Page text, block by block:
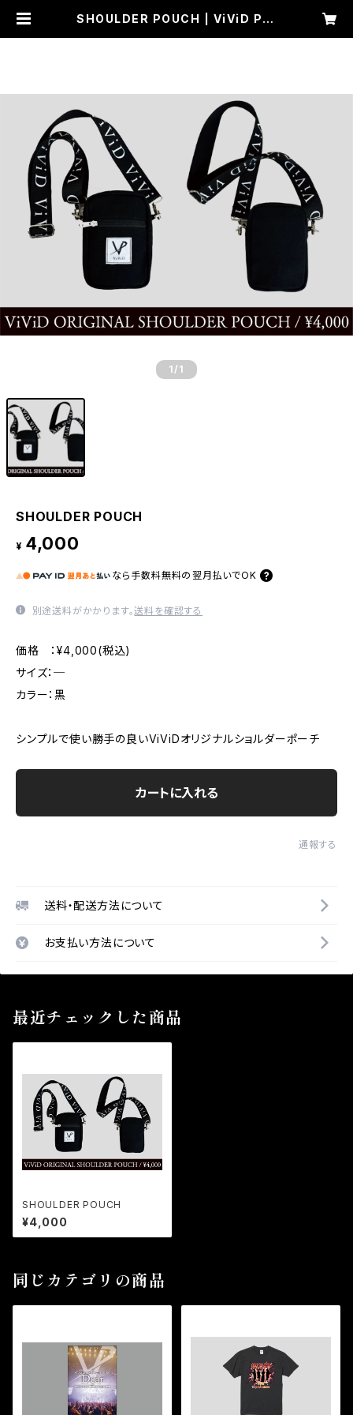
SHOULDER POUCH | ViViD Pro
1 /1
SHOULDER POUCH
¥ 4,000
なら 手数料無料の 翌月払いでOK
別途送料がかかります。送料を確認する
価格 ：¥4,000(税込)
サイズ：─
カラー：黒
シンプルで使い勝手の良いViViDオリジナルショルダーポーチ
カートに入れる
通報する
送料・配送方法について
お支払い方法について
最近チェックした商品
SHOULDER POUCH
¥4,000
同じカテゴリの商品